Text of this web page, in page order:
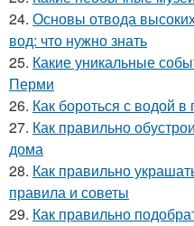
24. Основы отвода
вод: что нужно знать
25. Какие уникальные
Перми
26. Как бороться с водой
27. Как правильно
дома
28. Как правильно
правила и советы
29. Как правильно